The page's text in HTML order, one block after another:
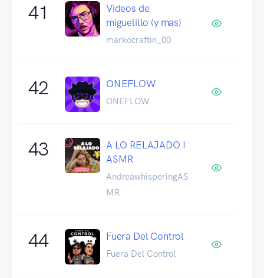
41
Videos de
miguelillo (y mas)
markocraftin_00
42 ONEFLOW
ONEFLOW
43
A LO RELAJADO I
ASMR
AndreawhisperingAS
MR
44 Fuera Del Control
Fuera Del Control